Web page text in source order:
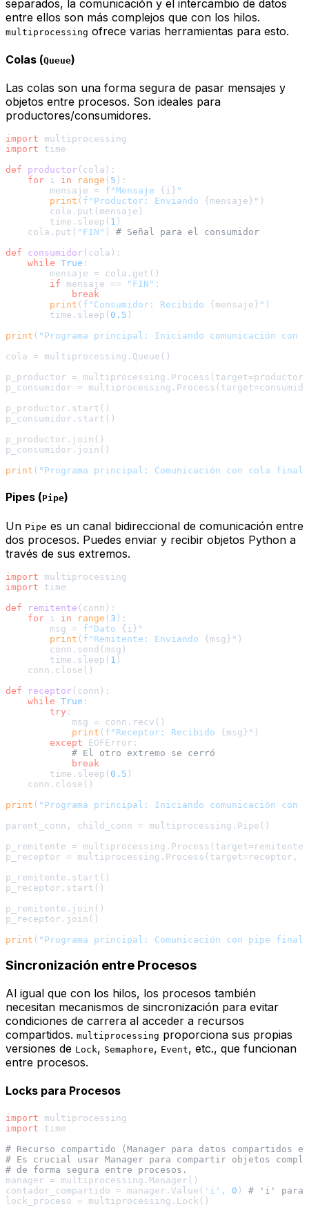
separados, la comunicación y el intercambio de datos
entre ellos son más complejos que con los hilos.
multiprocessing ofrece varias herramientas para esto.
Colas (Queue)
Las colas son una forma segura de pasar mensajes y
objetos entre procesos. Son ideales para
productores/consumidores.
import
import time
def
productor ( cola ):
for i in range ( 5 ):
        mensaje =
f"Mensaje {i} "
print ( f"Productor: Enviando {mensaje} " )
        cola.put(mensaje)
        time.sleep(
1 )
    cola.put(
"FIN" ) # Señal para el consumidor
def
consumidor ( cola ):
while True :
        mensaje = cola.get()
if mensaje == "FIN" :
break
print ( f"Consumidor: Recibido {mensaje} " )
        time.sleep(
0.5 )
print ( "Programa principal: Iniciando comunicación
cola = multiprocessing.Queue()
p_productor =
p_consumidor =
p_productor.start()
p_consumidor.start()
p_productor.join()
p_consumidor.join()
print ( "Programa principal: Comunicación con cola
Pipes (Pipe)
Un Pipe es un canal bidireccional de comunicación entre
dos procesos. Puedes enviar y recibir objetos Python a
través de sus extremos.
import
import time
def
remitente ( conn ):
for i in range ( 3 ):
        msg =
f"Dato {i} "
print ( f"Remitente: Enviando {msg} " )
        conn.send(msg)
        time.sleep(
1 )
    conn.close()
def
receptor ( conn ):
while True :
try :
            msg = conn.recv()
print ( f"Receptor: Recibido {msg} " )
except EOFError:
# El otro extremo se cerró
break
        time.sleep(
0.5 )
    conn.close()
print ( "Programa principal: Iniciando comunicación con
parent_conn, child_conn = multiprocessing.Pipe()
p_remitente =
p_receptor = multiprocessing.Process(target=receptor,
p_remitente.start()
p_receptor.start()
p_remitente.join()
p_receptor.join()
print ( "Programa principal: Comunicación con pipe
Sincronización entre Procesos
Al igual que con los hilos, los procesos también
necesitan mecanismos de sincronización para evitar
condiciones de carrera al acceder a recursos
compartidos. multiprocessing proporciona sus propias
versiones de Lock, Semaphore, Event, etc., que funcionan
entre procesos.
Locks para Procesos
import
import time
# Recurso compartido (Manager para datos compartidos
# Es crucial usar Manager para compartir objetos
# de forma segura entre procesos.
manager = multiprocessing.Manager()
contador_compartido = manager.Value( 'i' , 0 ) # 'i' para
lock_proceso = multiprocessing.Lock()